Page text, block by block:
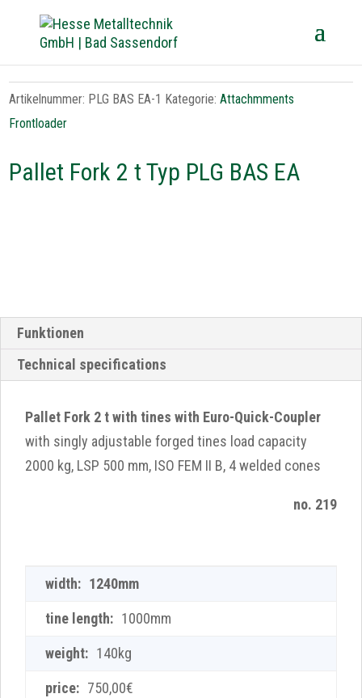
Artikelnummer: PLG BAS EA-1 Kategorie:Attachmments
Frontloader
Pallet Fork 2 t Typ PLG BAS EA
Funktionen
Technical specifications
Pallet Fork 2 t with tines with Euro-Quick-Coupler
with singly adjustable forged tines load capacity
2000 kg, LSP 500 mm, ISO FEM II B, 4 welded cones
no. 219
1240mm
1000mm
140kg
750,00€